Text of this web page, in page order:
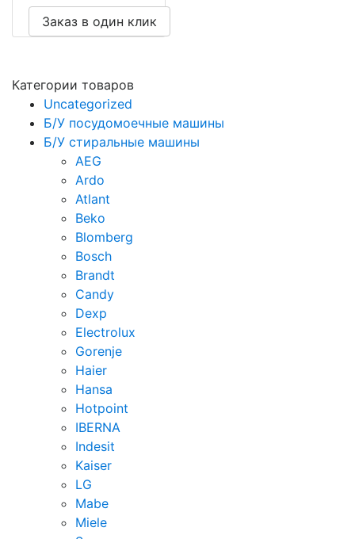
Заказ в один клик
Категории товаров
Uncategorized
Б/У посудомоечные машины
Б/У стиральные машины
AEG
Ardo
Atlant
Beko
Blomberg
Bosch
Brandt
Candy
Dexp
Electrolux
Gorenje
Haier
Hansa
Hotpoint
IBERNA
Indesit
Kaiser
LG
Mabe
Miele